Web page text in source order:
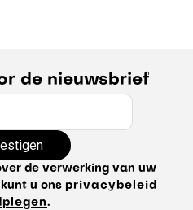
het overhemd
regular fit herenoverhemd
voor heren
de nieuwsbrief
de verwerking van uw
u ons privacybeleid
.